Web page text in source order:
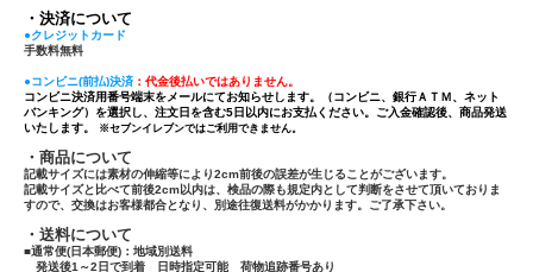
・決済について
●クレジットカード
手数料無料
●コンビニ(前払)決済 ：代金後払いではありません。
コンビニ決済用番号端末をメールにてお知らせします。（コンビニ、銀行ＡＴＭ、ネット
バンキング）を選択し、注文日を含む5日以内にお支払ください。ご入金確認後、商品発送
いたします。
※セブンイレブンではご利用できません。
・商品について
記載サイズには素材の伸縮等により2cm前後の誤差が生じることがございます。
記載サイズと比べて前後2cm以内は、検品の際も規定内として判断をさせて頂いておりま
すので、交換はお客様都合となり、別途往復送料がかかります。ご了承下さい。
・送料について
■通常便(日本郵便)： 地域別送料
発送後1～2日で到着 日時指定可能 荷物追跡番号あり